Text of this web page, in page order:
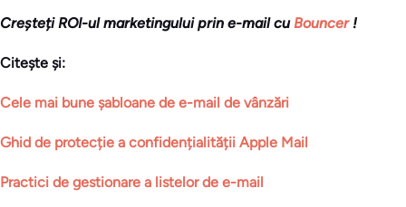
Creșteți ROI-ul marketingului prin e-mail cuBouncer !
Citește și:
Cele mai bune șabloane de e-mail de vânzări
Ghid de protecție a confidențialității Apple Mail
Practici de gestionare a listelor de e-mail